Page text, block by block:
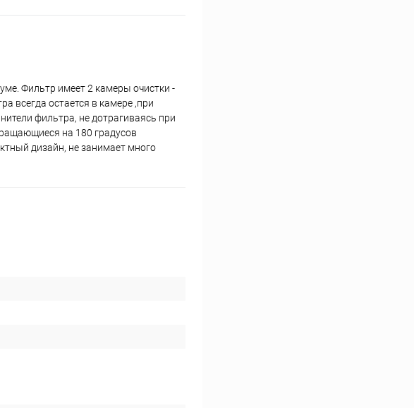
Фильтр имеет 2 камеры очистки -
всегда остается в камере ,при
фильтра, не дотрагиваясь при
на 180 градусов
дизайн, не занимает много